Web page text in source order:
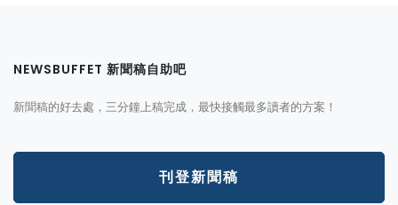
NEWSBUFFET 新聞稿自助吧
新聞稿的好去處，三分鐘上稿完成，最快接觸最多讀者的方案！
刊登新聞稿